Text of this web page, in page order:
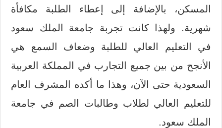
المسكن، بالإضافة إلى إعطاء الطلبة مكافأة
شهرية. ولهذا كانت تجربة جامعة الملك سعود
في التعليم العالي للطلبة وضعاف السمع هي
الأنجح من بين جميع التجارب في المملكة العربية
السعودية حتى الآن، وهذا ما أكده المشرف العام
للتعليم العالي لطلاب وطالبات الصم في جامعة
الملك سعود.